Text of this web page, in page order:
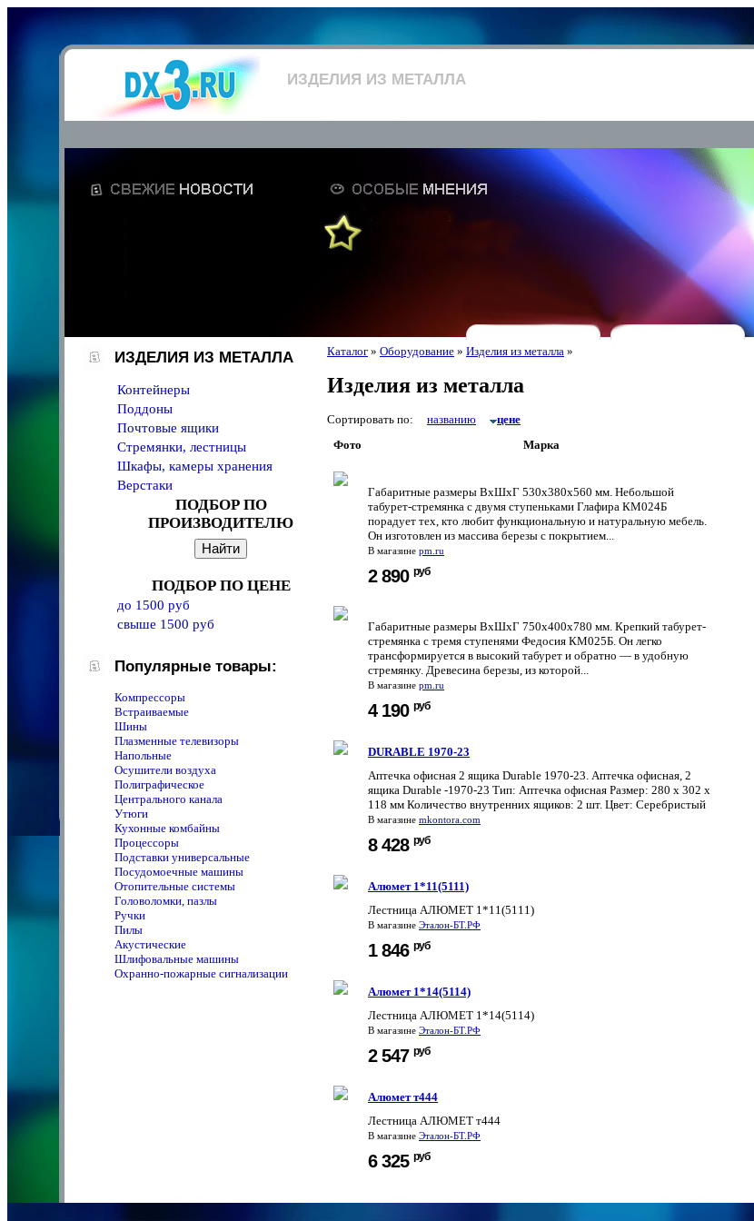
ИЗДЕЛИЯ ИЗ МЕТАЛЛА
ИЗДЕЛИЯ ИЗ МЕТАЛЛА
Контейнеры
Поддоны
Почтовые ящики
Стремянки, лестницы
Шкафы, камеры хранения
Верстаки
ПОДБОР ПО
ПРОИЗВОДИТЕЛЮ
ПОДБОР ПО ЦЕНЕ
до 1500 руб
свыше 1500 руб
Популярные товары:
Компрессоры
Встраиваемые
Шины
Плазменные телевизоры
Напольные
Осушители воздуха
Полиграфическое
Центрального канала
Утюги
Кухонные комбайны
Процессоры
Подставки универсальные
Посудомоечные машины
Отопительные системы
Головоломки, пазлы
Ручки
Пилы
Акустические
Шлифовальные машины
Охранно-пожарные сигнализации
Каталог » Оборудование » Изделия из металла »
Изделия из металла
Сортировать по: названию
цене
Фото
Марка
Габаритные размеры ВхШхГ 530x380x560 мм. Небольшой
табурет-стремянка с двумя ступеньками Глафира КМ024Б
порадует тех, кто любит функциональную и натуральную мебель.
Он изготовлен из массива березы с покрытием...
В магазине pm.ru
2 890 руб
Габаритные размеры ВхШхГ 750x400x780 мм. Крепкий табурет-
стремянка с тремя ступенями Федосия КМ025Б. Он легко
трансформируется в высокий табурет и обратно — в удобную
стремянку. Древесина березы, из которой...
В магазине pm.ru
4 190 руб
DURABLE 1970-23
Аптечка офисная 2 ящика Durable 1970-23. Аптечка офисная, 2
ящика Durable -1970-23 Тип: Аптечка офисная Размер: 280 х 302 х
118 мм Количество внутренних ящиков: 2 шт. Цвет: Серебристый
В магазине mkontora.com
8 428 руб
Алюмет 1*11(5111)
Лестница АЛЮМЕТ 1*11(5111)
В магазине Эталон-БТ.РФ
1 846 руб
Алюмет 1*14(5114)
Лестница АЛЮМЕТ 1*14(5114)
В магазине Эталон-БТ.РФ
2 547 руб
Алюмет т444
Лестница АЛЮМЕТ т444
В магазине Эталон-БТ.РФ
6 325 руб